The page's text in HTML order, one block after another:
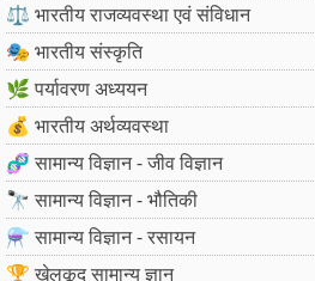
⚖️ भारतीय राजव्यवस्था एवं संविधान
🎭 भारतीय संस्कृति
🌿 पर्यावरण अध्ययन
💰 भारतीय अर्थव्यवस्था
🧬 सामान्य विज्ञान - जीव विज्ञान
🔭 सामान्य विज्ञान - भौतिकी
⚗️ सामान्य विज्ञान - रसायन
🏆 खेलकूद सामान्य ज्ञान